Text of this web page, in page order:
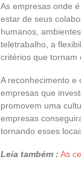
As empresas onde
estar de seus
humanos,
teletrabalho, a
critérios que tornam
A reconhecimento e
empresas que
promovem uma
empresas
tornando esses
Leia também : As